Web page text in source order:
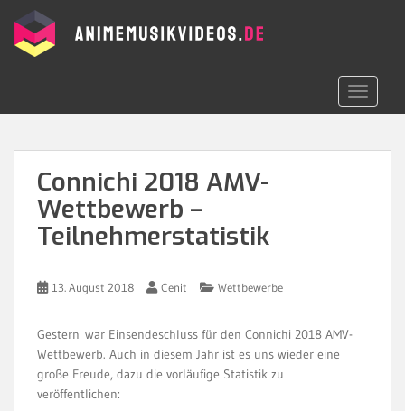
Connichi 2018 AMV-
Wettbewerb –
Teilnehmerstatistik
13. August 2018 Cenit Wettbewerbe
Gestern war Einsendeschluss für den Connichi 2018 AMV-
Wettbewerb. Auch in diesem Jahr ist es uns wieder eine
große Freude, dazu die vorläufige Statistik zu
veröffentlichen: